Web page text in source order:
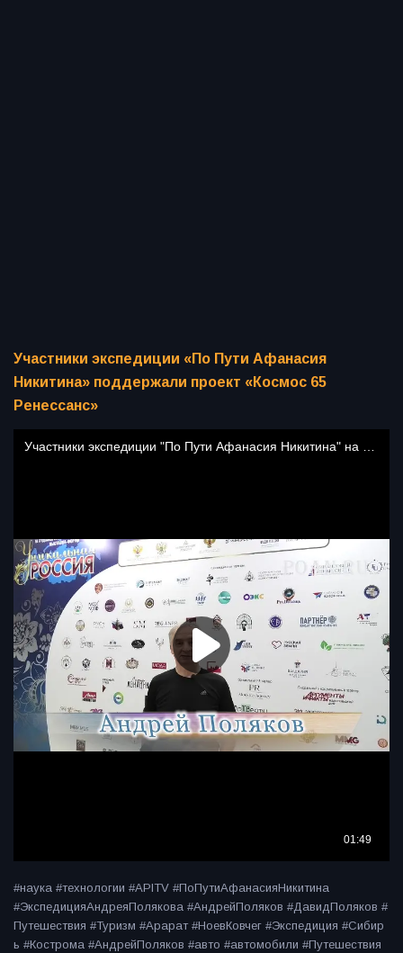
Участники экспедиции «По Пути Афанасия
Никитина» поддержали проект «Космос 65
Ренессанс»
#наука #технологии #APITV #ПоПутиАфанасияНикитина
#ЭкспедицияАндреяПолякова #АндрейПоляков #ДавидПоляков #
Путешествия #Туризм #Арарат #НоевКовчег #Экспедиция #Сибир
ь #Кострома #АндрейПоляков #авто #автомобили #Путешествия